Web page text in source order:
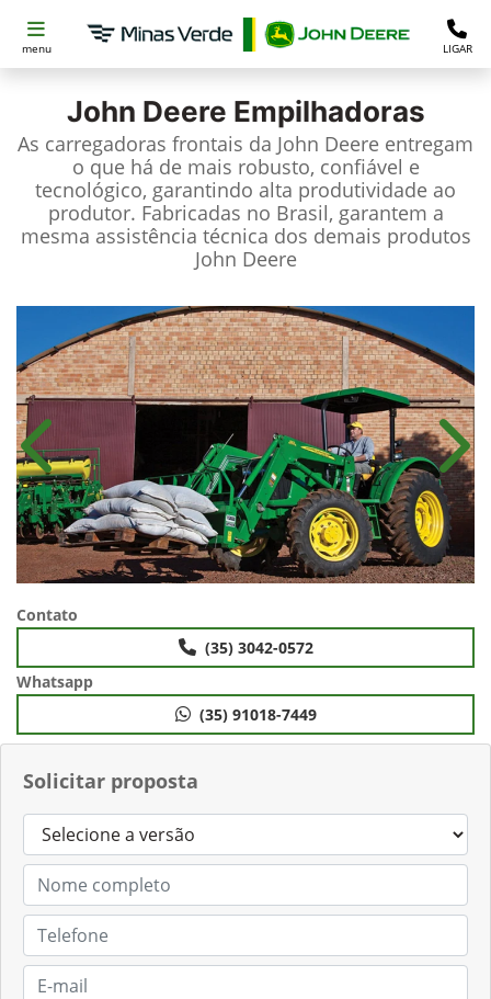
menu LIGAR
John Deere Empilhadoras
As carregadoras frontais da John Deere entregam
o que há de mais robusto, confiável e
tecnológico, garantindo alta produtividade ao
produtor. Fabricadas no Brasil, garantem a
mesma assistência técnica dos demais produtos
John Deere
Solicitar proposta
Anterior
Contato
(35) 3042-0572
Whatsapp
(35) 91018-7449